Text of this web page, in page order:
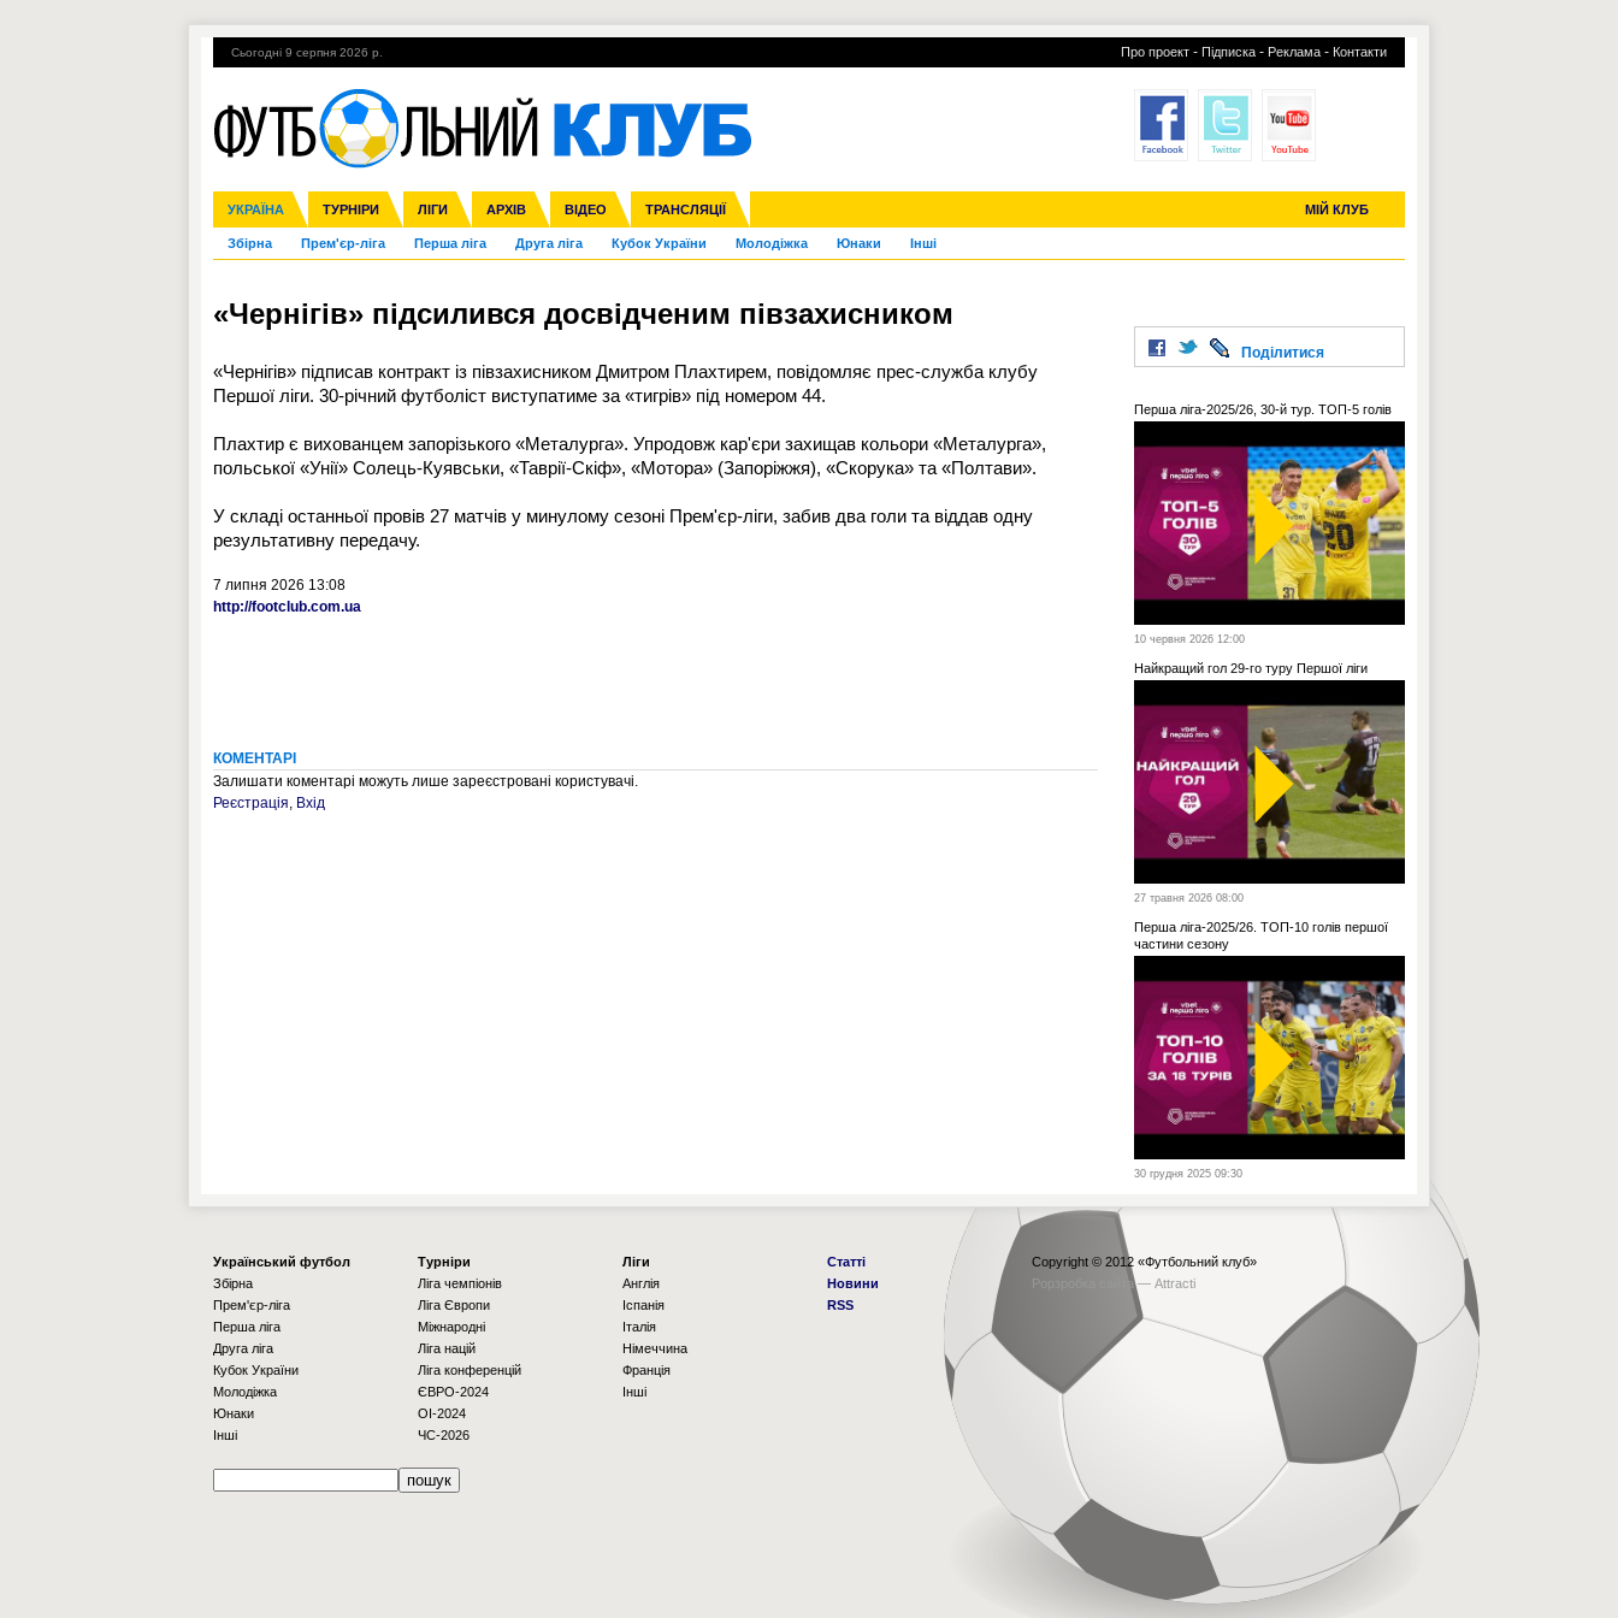
Сьогодні 9 серпня 2026 р. Про проект - Підписка - Реклама - Контакти
УКРАЇНА ТУРНІРИ ЛІГИ АРХІВ ВІДЕО ТРАНСЛЯЦІЇ МІЙ КЛУБ
Збірна Прем'єр-ліга Перша ліга Друга ліга Кубок України Молодіжка Юнаки Інші
Ліга чемпіонів Ліга Європи Міжнародні Ліга націй Ліга конференцій
Англія Іспанія Італія Німеччина Франція Інші
ЧС-2014 ЄВРО-2016 Росія Кубок конфедерацій ЧЄ-2015 (U-21)
Гарячі теми УПЛ, 2-й тур ВІЙНА УПЛ-ПЕРЕХОДИ УСІ ТРАНСФЕРИ
«Чернігів» підсилився досвідченим півзахисником
«Чернігів» підписав контракт із півзахисником Дмитром Плахтирем, повідомляє прес-служба клубу
Першої ліги. 30-річний футболіст виступатиме за «тигрів» під номером 44.
Плахтир є вихованцем запорізького «Металурга». Упродовж кар'єри захищав кольори «Металурга»,
польської «Унії» Солець-Куявськи, «Таврії-Скіф», «Мотора» (Запоріжжя), «Скорука» та «Полтави».
У складі останньої провів 27 матчів у минулому сезоні Прем'єр-ліги, забив два голи та віддав одну
результативну передачу.
7 липня 2026 13:08
http://footclub.com.ua
КОМЕНТАРІ
Залишати коментарі можуть лише зареєстровані користувачі.
Реєстрація, Вхід
Поділитися
Перша ліга-2025/26, 30-й тур. ТОП-5 голів
10 червня 2026 12:00
Найкращий гол 29-го туру Першої ліги
27 травня 2026 08:00
Перша ліга-2025/26. ТОП-10 голів першої
частини сезону
30 грудня 2025 09:30
Українcький футбол
Збірна
Прем'єр-ліга
Перша ліга
Друга ліга
Кубок України
Молодіжка
Юнаки
Інші
Турніри
Ліга чемпіонів
Ліга Європи
Міжнародні
Ліга націй
Ліга конференцій
ЄВРО-2024
OI-2024
ЧС-2026
Ліги
Англія
Іспанія
Італія
Німеччина
Франція
Інші
Статті
Новини
RSS
Copyright © 2012 «Футбольний клуб»
Рорзробка сайта — Attracti